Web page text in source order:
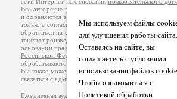
Мы используем файлы
для улучшения работы сайта.
Оставаясь на сайте, вы
соглашаетесь с условиями
использования файлов
Чтобы ознакомиться с
Политикой обработки
сети Интернет на основаниипользовательского
Все авторские права на произведения принадлежат
и охраняются законом
. Перепечатка произведений
только с согласия его автора, к которому вы можете
обратиться на его авторской странице.
тексты произведений авторы несут самостоятельно
основанииправил публикацииизаконодательства
Российской Федерации
обрабатываются на основанииПолитики
Вы также можете посмотреть более подробную
связаться с администрацией
Ежедневная аудитория портала Проза.ру – порядка